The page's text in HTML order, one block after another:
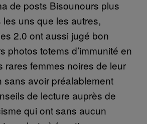
de posts Bisounours plus
uns que les autres,
2.0 ont aussi jugé bon
photos totems d’immunité en
rares femmes noires de leur
sans avoir préalablement
de lecture auprès de
qui ont sans aucun